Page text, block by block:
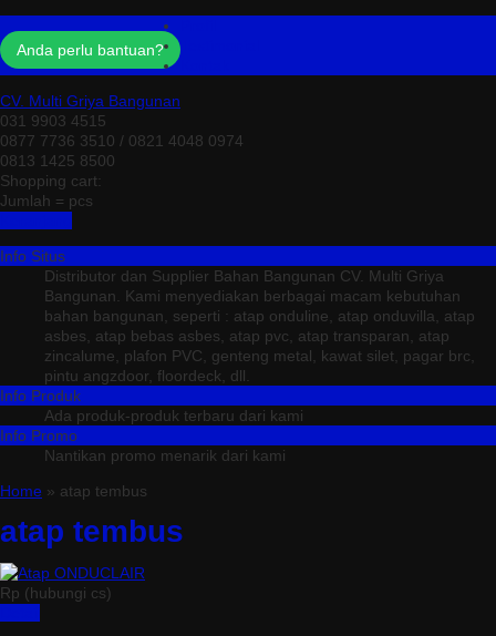
Anda perlu bantuan?
CV. Multi Griya Bangunan
031 9903 4515
0877 7736 3510 / 0821 4048 0974
0813 1425 8500
Shopping cart:
Jumlah = pcs
Info Situs
Distributor dan Supplier Bahan Bangunan CV. Multi Griya
Bangunan. Kami menyediakan berbagai macam kebutuhan
bahan bangunan, seperti : atap onduline, atap onduvilla, atap
asbes, atap bebas asbes, atap pvc, atap transparan, atap
zincalume, plafon PVC, genteng metal, kawat silet, pagar brc,
pintu angzdoor, floordeck, dll.
Info Produk
Ada produk-produk terbaru dari kami
Info Promo
Nantikan promo menarik dari kami
Home » atap tembus
atap tembus
Rp (hubungi cs)